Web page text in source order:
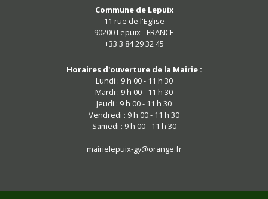
Commune de Lepuix
11 rue de l'Eglise
90200 Lepuix - FRANCE
+33 3 84 29 32 45
Horaires d'ouverture de la Mairie :
Lundi : 9 h 00 - 11 h 30
Mardi : 9 h 00 - 11 h 30
Jeudi : 9 h 00 - 11 h 30
Vendredi : 9 h 00 - 11 h 30
Samedi : 9 h 00 - 11 h 30
mairielepuix-gy@orange.fr